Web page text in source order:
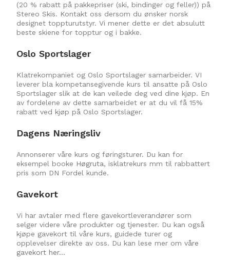
(20 % rabatt på pakkepriser (ski, bindinger og feller)) på
Stereo Skis. Kontakt oss dersom du ønsker norsk
designet toppturutstyr. Vi mener dette er det absulutt
beste skiene for topptur og i bakke.
Oslo Sportslager
Klatrekompaniet og Oslo Sportslager samarbeider. VI
leverer bla kompetansegivende kurs til ansatte på Oslo
Sportslager slik at de kan veilede deg ved dine kjøp. En
av fordelene av dette samarbeidet er at du vil få 15%
rabatt ved kjøp på Oslo Sportslager.
Dagens Næringsliv
Annonserer våre kurs og føringsturer. Du kan for
eksempel booke Høgruta, isklatrekurs mm til rabbattert
pris som DN Fordel kunde.
Gavekort
Vi har avtaler med flere gavekortleverandører som
selger videre våre produkter og tjenester. Du kan også
kjøpe gavekort til våre kurs, guidede turer og
opplevelser direkte av oss. Du kan lese mer omvåre
gavekort her…